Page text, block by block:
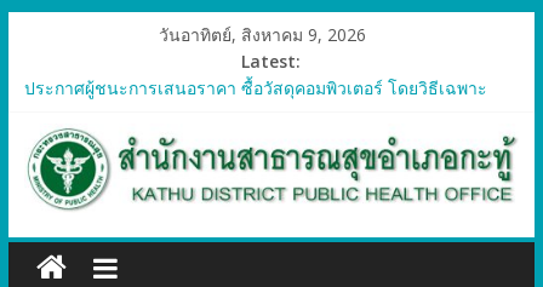
วันอาทิตย์, สิงหาคม 9, 2026
Latest:
ประกาศผู้ชนะการเสนอราคา ซื้อวัสดุคอมพิวเตอร์ โดยวิธีเฉพาะ
ประกาศผู้ชนะการเสนอราคา จัดซื้อวัสดุทางการแพทย์สำหรับ
โครงการป้องกันควบคุมโรคติดต่อและภัยสุขภาพในแรงงานต่างด้าว
อำเภอกะทู้ ปี 2569
เจาะจง
ประกาศผู้ชนะการเสนอรา ซื้อวัสดุงานบ้านงานครัว โดยวิธีเฉพาะ